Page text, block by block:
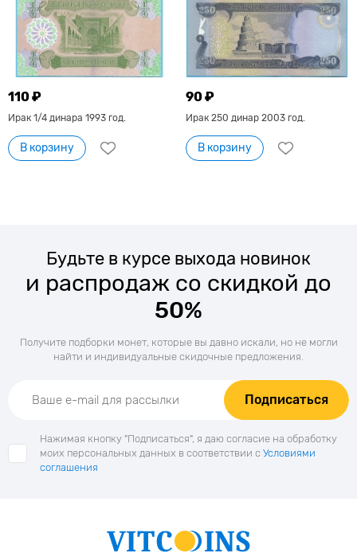
110 ₽
Ирак 1/4 динара 1993 год.
В корзину
90 ₽
Ирак 250 динар 2003 год.
В корзину
Будьте в курсе выхода новинок
и распродаж со скидкой до
50%
Получите подборки монет, которые вы давно искали, но не могли
найти и индивидуальные скидочные предложения.
Подписаться
Нажимая кнопку "Подписаться", я даю согласие на обработку
моих персональных данных в соответствии с Условиями
соглашения